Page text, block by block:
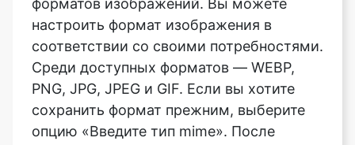
Среди доступных форматов — WEBP,
PNG, JPG, JPEG и GIF. Если вы хотите
сохранить формат прежним, выберите
опцию «Введите тип mime». После
загрузки изображения перейдите в
нижнюю часть страницы и выберите
опцию «Тип Mime», затем сохраните